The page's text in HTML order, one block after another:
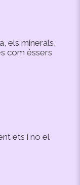
els minerals,
com éssers
ets i no el